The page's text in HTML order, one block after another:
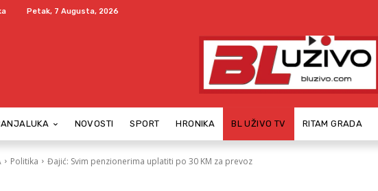
Petak, 7 Augusta, 2026
NOVOSTI SPORT HRONIKA BL UŽIVO TV RITAM GRADA
Politika Đajić: Svim penzionerima uplatiti po 30 KM za prevoz